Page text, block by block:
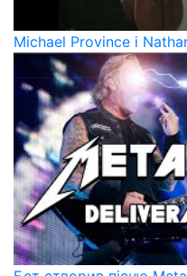
Michael Province і